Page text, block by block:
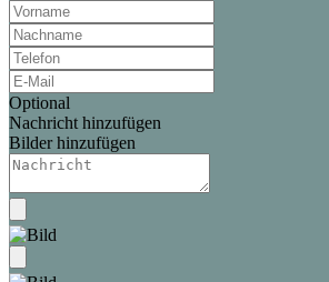
Optional
Nachricht hinzufügen
Bilder hinzufügen